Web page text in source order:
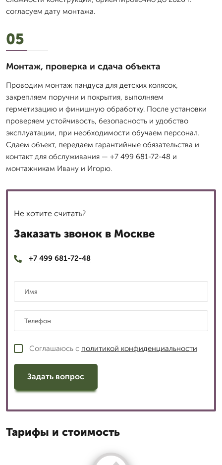
согласуем дату монтажа.
05
Монтаж, проверка и сдача объекта
Проводим монтаж пандуса для детских колясок,
закрепляем поручни и покрытия, выполняем
герметизацию и финишную обработку. После установки
проверяем устойчивость, безопасность и удобство
эксплуатации, при необходимости обучаем персонал.
Сдаем объект, передаем гарантийные обязательства и
контакт для обслуживания — +7 499 681-72-48 и
монтажникам Ивану и Игорю.
Не хотите считать?
Заказать звонок в Москве
+7 499 681-72-48
Соглашаюсь с политикой конфиденциальности
Задать вопрос
Тарифы и стоимость